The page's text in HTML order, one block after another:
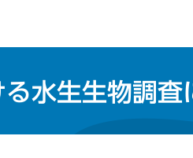
水生生物調査